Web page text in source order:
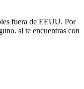
fuera de EEUU. Por
si te encuentras con